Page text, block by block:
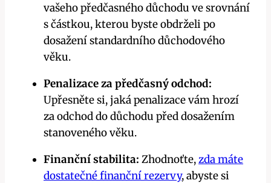
vašeho předčasného důchodu ve srovnání
s částkou, kterou byste obdrželi po
dosažení standardního důchodového
věku.
Penalizace za předčasný odchod:
Upřesněte si, jaká penalizace vám hrozí
za odchod do důchodu před dosažením
stanoveného věku.
Finanční stabilita: Zhodnoťte,zda máte
dostatečné finanční rezervy, abyste si